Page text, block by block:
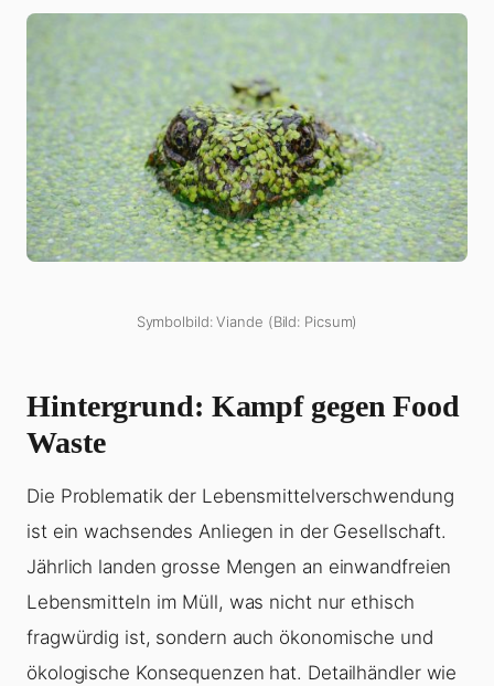
Symbolbild: Viande (Bild: Picsum)
Hintergrund: Kampf gegen Food
Waste
Die Problematik der Lebensmittelverschwendung
ist ein wachsendes Anliegen in der Gesellschaft.
Jährlich landen grosse Mengen an einwandfreien
Lebensmitteln im Müll, was nicht nur ethisch
fragwürdig ist, sondern auch ökonomische und
ökologische Konsequenzen hat. Detailhändler wie